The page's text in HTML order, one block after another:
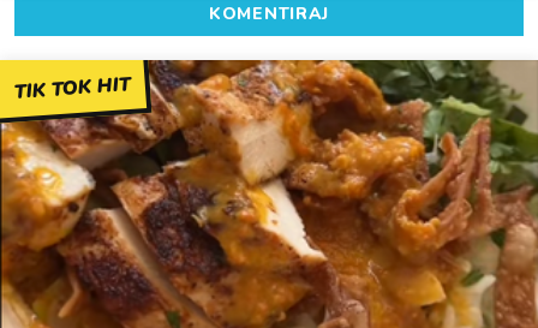
KOMENTIRAJ
TIK TOK HIT